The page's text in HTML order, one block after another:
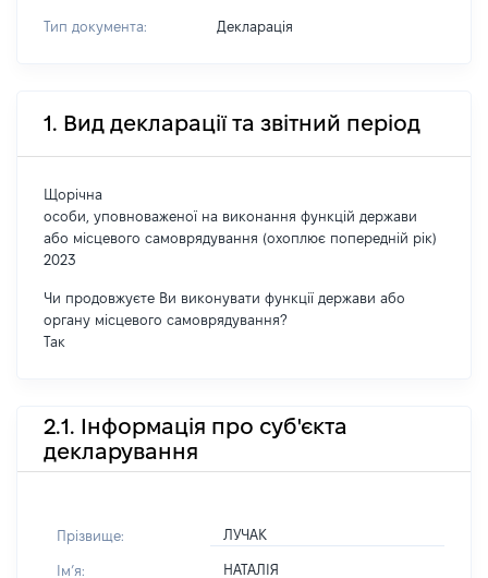
Тип документа: Декларація
1. Вид декларації та звітний період
Щорічна
особи, уповноваженої на виконання функцій держави
або місцевого самоврядування (охоплює попередній рік)
2023
Чи продовжуєте Ви виконувати функції держави або
органу місцевого самоврядування?
Так
2.1. Інформація про суб'єкта
декларування
Прізвище: ЛУЧАК
Імʼя: НАТАЛІЯ